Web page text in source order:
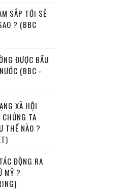
SẮP TỚI SẼ
? (BBC
ĐƯỢC BẦU
(BBC -
XÃ HỘI
TA
THẾ NÀO ?
ĐỘNG RA
MỸ ?